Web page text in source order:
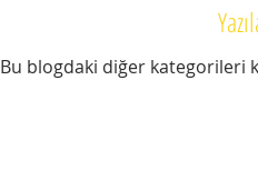
Bu blogdaki diğer kategorileri